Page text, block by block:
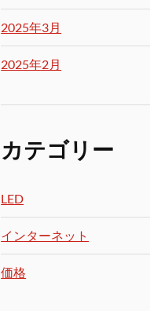
2025年3月
2025年2月
カテゴリー
LED
インターネット
価格